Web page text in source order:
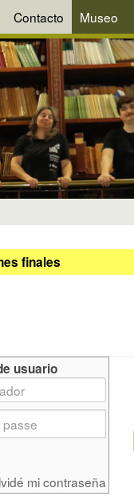
Contacto Museo
finales
usuario
mi contraseña